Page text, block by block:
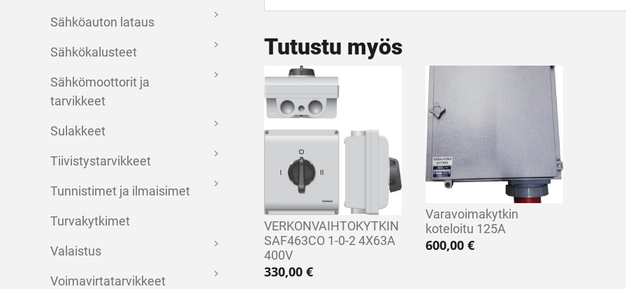
Sähköauton lataus
Sähkökalusteet
Sähkömoottorit ja
tarvikkeet
Sulakkeet
Tiivistystarvikkeet
Tunnistimet ja ilmaisimet
Turvakytkimet
Valaistus
Voimavirtatarvikkeet
Tutustu myös
VERKONVAIHTOKYTKIN
SAF463CO 1-0-2 4X63A
400V
330,00 €
Varavoimakytkin
koteloitu 125A
600,00€